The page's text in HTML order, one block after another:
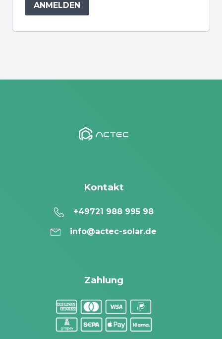
ANMELDEN
Kontakt
+49721 988 995 98
info@actec-solar.de
Zahlung